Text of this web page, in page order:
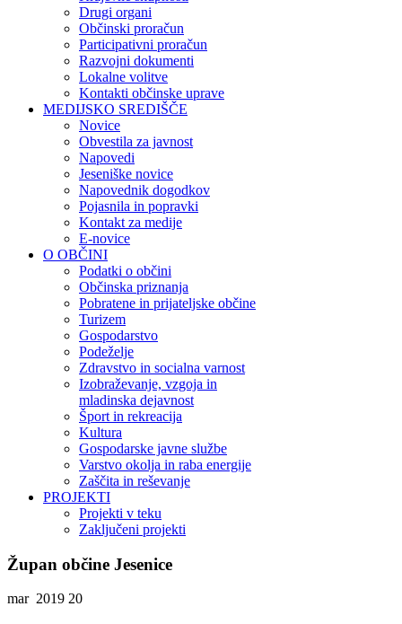
Drugi organi
Občinski proračun
Participativni proračun
Razvojni dokumenti
Lokalne volitve
Kontakti občinske uprave
MEDIJSKO SREDIŠČE
Novice
Obvestila za javnost
Napovedi
Jeseniške novice
Napovednik dogodkov
Pojasnila in popravki
Kontakt za medije
E-novice
O OBČINI
Podatki o občini
Občinska priznanja
Pobratene in prijateljske občine
Turizem
Gospodarstvo
Podeželje
Zdravstvo in socialna varnost
Izobraževanje, vzgoja in
mladinska dejavnost
Šport in rekreacija
Kultura
Gospodarske javne službe
Varstvo okolja in raba energije
Zaščita in reševanje
PROJEKTI
Projekti v teku
Zaključeni projekti
Župan občine Jesenice
mar 2019 20